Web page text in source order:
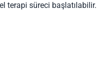
terapi süreci başlatılabilir.